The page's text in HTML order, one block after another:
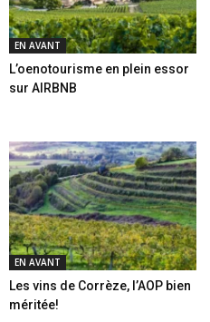
EN AVANT
L’oenotourisme en plein essor
sur AIRBNB
EN AVANT
Les vins de Corrèze, l’AOP bien
méritée!